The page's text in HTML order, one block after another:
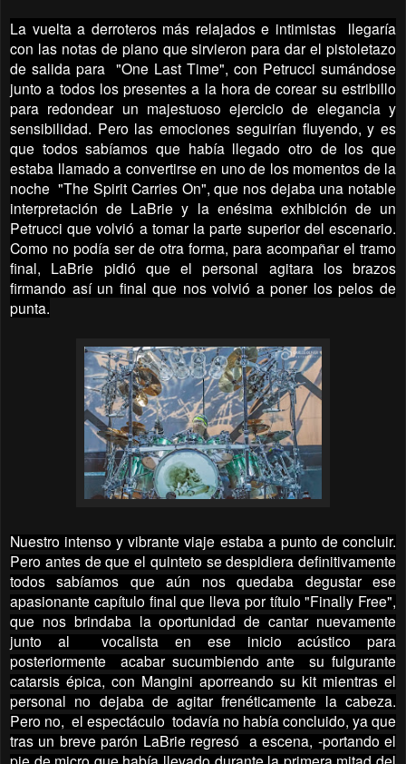
La vuelta a derroteros más relajados e intimistas llegaría
con las notas de piano que sirvieron para dar el pistoletazo
de salida para "One Last Time", con Petrucci sumándose
junto a todos los presentes a la hora de corear su estribillo
para redondear un majestuoso ejercicio de elegancia y
sensibilidad. Pero las emociones seguirían fluyendo, y es
que todos sabíamos que había llegado otro de los que
estaba llamado a convertirse en uno de los momentos de la
noche "The Spirit Carries On", que nos dejaba una notable
interpretación de LaBrie y la enésima exhibición de un
Petrucci que volvió a tomar la parte superior del escenario.
Como no podía ser de otra forma, para acompañar el tramo
final, LaBrie pidió que el personal agitara los brazos
firmando así un final que nos volvió a poner los pelos de
punta.
Nuestro intenso y vibrante viaje estaba a punto de concluir.
Pero antes de que el quinteto se despidiera definitivamente
todos sabíamos que aún nos quedaba degustar ese
apasionante capítulo final que lleva por título "Finally Free",
que nos brindaba la oportunidad de cantar nuevamente
junto al vocalista en ese inicio acústico para
posteriormente acabar sucumbiendo ante su fulgurante
catarsis épica, con Mangini aporreando su kit mientras el
personal no dejaba de agitar frenéticamente la cabeza.
Pero no, el espectáculo todavía no había concluido, ya que
tras un breve parón LaBrie regresó a escena, -portando el